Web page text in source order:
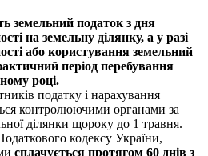
земельний податок з дня
на земельну ділянку, а у разі
або користування земельний
період перебування
році.
податку і нарахування
контролюючими органами за
ділянки щороку до 1 травня.
кодексу України,
сплачується протягом 60 днів з